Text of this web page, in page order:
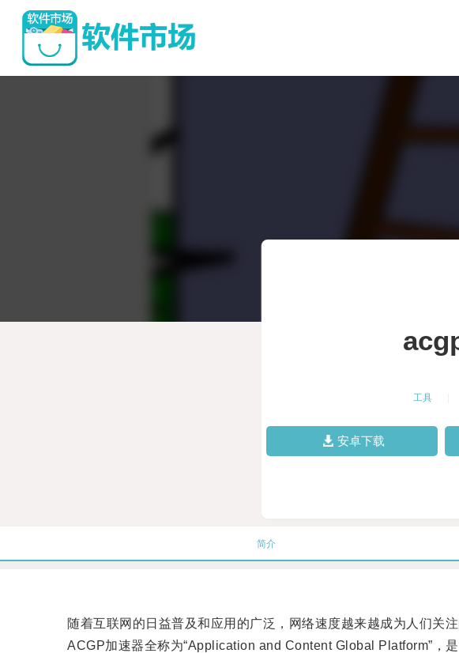
工具
安卓下载
简介
随着互联网的日益普及和应用的广泛，网络速度越来越成为人们关注
ACGP加速器全称为“Application and Content Global Platform”，是